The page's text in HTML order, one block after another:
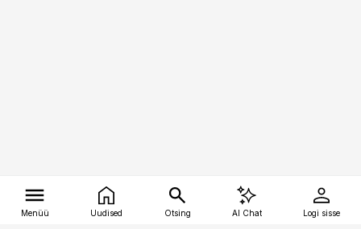
Menüü Uudised Otsing AI Chat Logi sisse